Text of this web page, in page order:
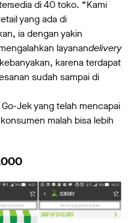
di 40 toko. “Kami
yang ada di
ia dengan yakin
layanandelivery
kebanyakan, karena terdapat
sudah sampai di
Jek yang telah mencapai
malah bisa lebih